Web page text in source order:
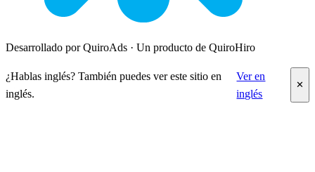
Desarrollado por QuiroAds · Un producto de QuiroHiro
¿Hablas inglés? También puedes ver este sitio en
inglés.
Ver en
inglés
✕